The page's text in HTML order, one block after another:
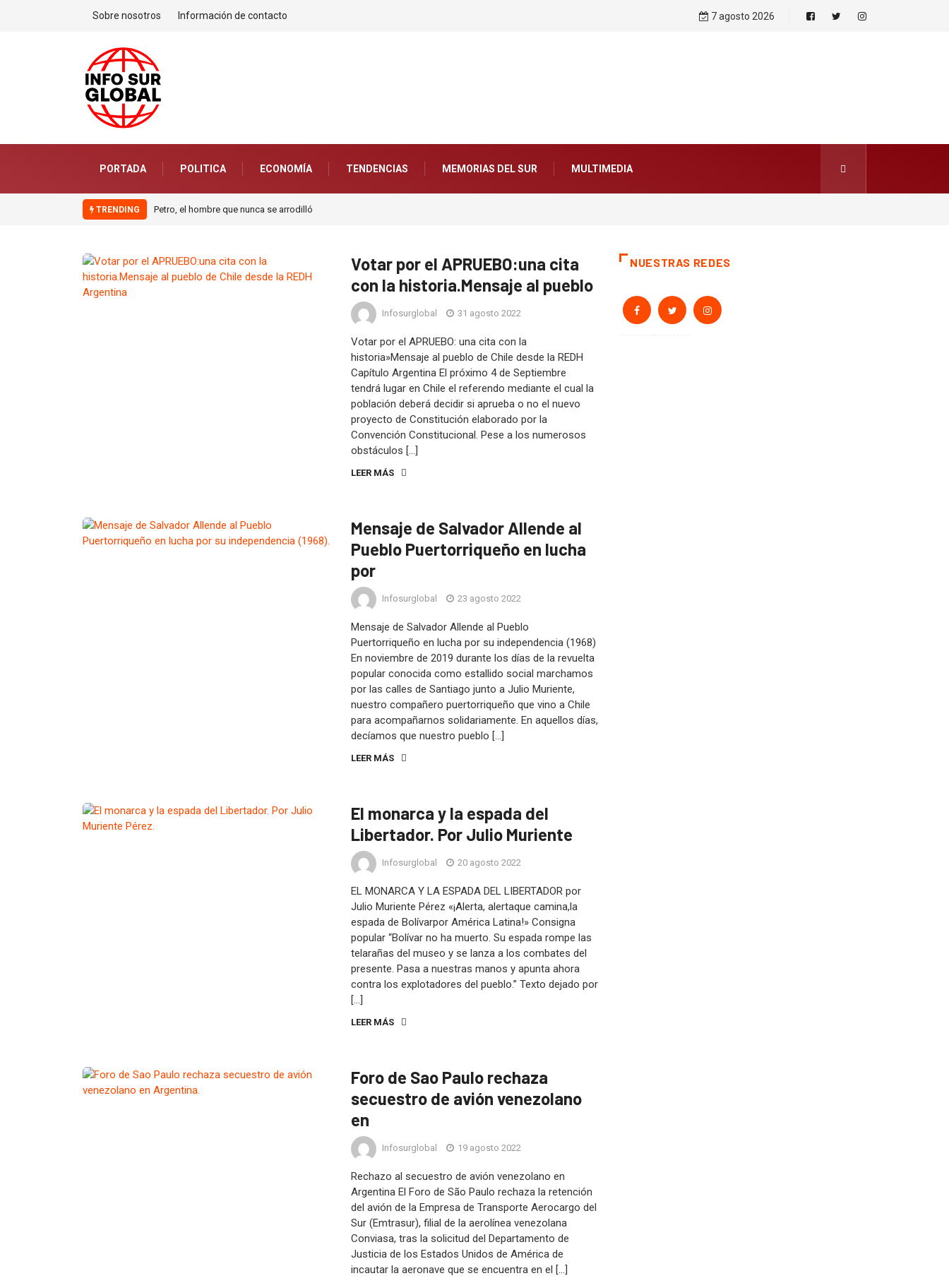
Sobre nosotros Información de contacto 7 agosto 2026
PORTADA POLITICA ECONOMÍA TENDENCIAS MEMORIAS DEL SUR MULTIMEDIA
TRENDING
el hombre que nunca se arrodillóLa estrategia migratoria de la
Votar por el APRUEBO:una cita
con la historia.Mensaje al pueblo
Infosurglobal 31 agosto 2022
Votar por el APRUEBO: una cita con la
historia»Mensaje al pueblo de Chile desde la REDH
Capítulo Argentina El próximo 4 de Septiembre
tendrá lugar en Chile el referendo mediante el cual la
población deberá decidir si aprueba o no el nuevo
proyecto de Constitución elaborado por la
Convención Constitucional. Pese a los numerosos
obstáculos […]
LEER MÁS
Mensaje de Salvador Allende al
Pueblo Puertorriqueño en lucha
por
Infosurglobal 23 agosto 2022
Mensaje de Salvador Allende al Pueblo
Puertorriqueño en lucha por su independencia (1968)
En noviembre de 2019 durante los días de la revuelta
popular conocida como estallido social marchamos
por las calles de Santiago junto a Julio Muriente,
nuestro compañero puertorriqueño que vino a Chile
para acompañarnos solidariamente. En aquellos días,
decíamos que nuestro pueblo […]
LEER MÁS
El monarca y la espada del
Libertador. Por Julio Muriente
Infosurglobal 20 agosto 2022
EL MONARCA Y LA ESPADA DEL LIBERTADOR por
Julio Muriente Pérez «¡Alerta, alertaque camina,la
espada de Bolívarpor América Latina!» Consigna
popular “Bolívar no ha muerto. Su espada rompe las
telarañas del museo y se lanza a los combates del
presente. Pasa a nuestras manos y apunta ahora
contra los explotadores del pueblo.” Texto dejado por
[…]
LEER MÁS
Foro de Sao Paulo rechaza
secuestro de avión venezolano
en
Infosurglobal 19 agosto 2022
Rechazo al secuestro de avión venezolano en
Argentina El Foro de São Paulo rechaza la retención
del avión de la Empresa de Transporte Aerocargo del
Sur (Emtrasur), filial de la aerolínea venezolana
Conviasa, tras la solicitud del Departamento de
Justicia de los Estados Unidos de América de
incautar la aeronave que se encuentra en el […]
NUESTRAS REDES